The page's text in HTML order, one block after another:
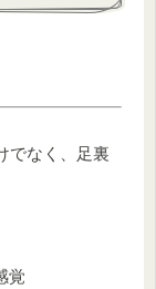
でなく、足裏
覚